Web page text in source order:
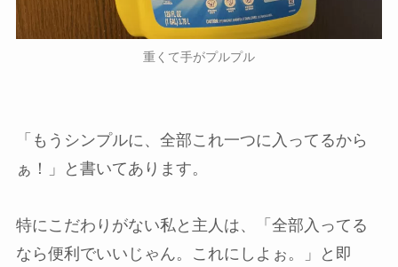
重くて手がプルプル
「もうシンプルに、全部これ一つに入ってるから
ぁ！」と書いてあります。
特にこだわりがない私と主人は、「全部入ってる
なら便利でいいじゃん。これにしよぉ。」と即